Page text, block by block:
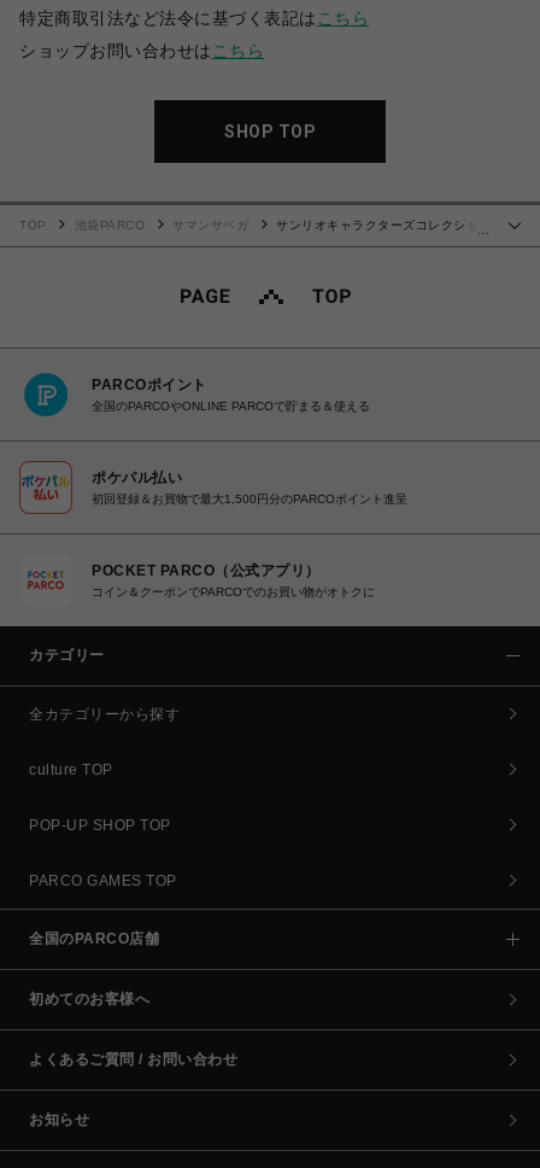
特定商取引法など法令に基づく表記は こちら
ショップお問い合わせは こちら
SHOP TOP
TOP 池袋PARCO サマンサベガ
サンリオキャラクターズコレクション
PARCOポイント
全国のPARCOやONLINE PARCOで貯まる＆使える
ポケパル払い
初回登録＆お買物で最大1,500円分のPARCOポイント進呈
POCKET PARCO（公式アプリ）
コイン＆クーポンでPARCOでのお買い物がオトクに
カテゴリー
全カテゴリーから探す
culture TOP
POP-UP SHOP TOP
PARCO GAMES TOP
全国のPARCO店舗
初めてのお客様へ
よくあるご質問 / お問い合わせ
お知らせ